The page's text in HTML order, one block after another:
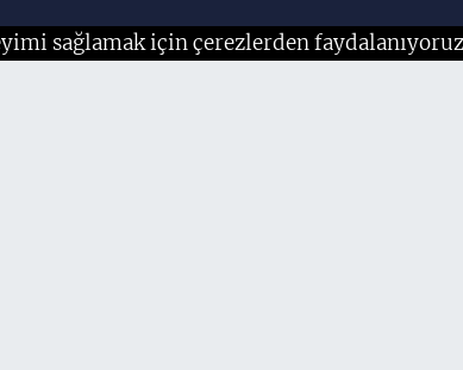
sağlamak için çerezlerden